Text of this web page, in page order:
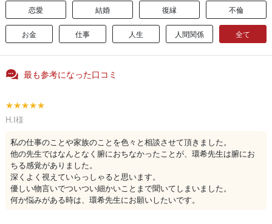
恋愛 結婚 復縁 不倫
お金 仕事 人生 人間関係 全て
最も参考になった口コミ
★★★★★
H.I様
私の仕事のことや家族のことを色々と相談させて頂きました。
他の先生ではなんとなく腑におちなかったことが、環希先生は腑にお
ちる感覚がありました。
深くよく視えていらっしゃると思います。
優しい物言いでついつい細かいことまで聞いてしまいました。
何か悩みがある時は、環希先生にお願いしたいです。